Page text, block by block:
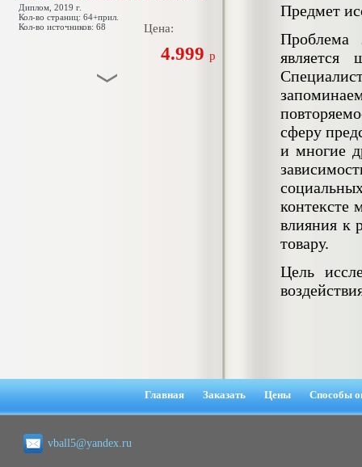
Диплом, 2019 г.
Кол-во страниц: 64+прил.
Кол-во источников: 68
Цена:
4.999 р
причинённого жизни или здоровью
гражданина в гражданском
Кол-во страниц: 61+прил.
Кол-во источников: 50
Предмет
Проблема
является
сферу
и многие
контексте
влияния к
товару.
Цель
Главная Заказать Цены Способы
vball5@yandex.ru